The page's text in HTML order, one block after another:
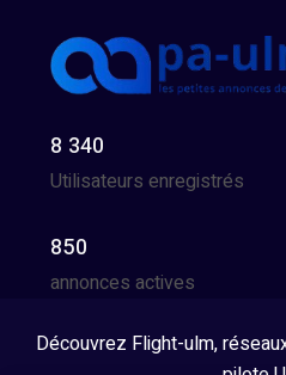
8 340
Utilisateurs enregistrés
850
annonces actives
Découvrez Flight-ulm,